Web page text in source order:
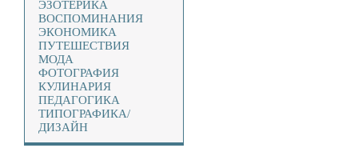
ЭЗОТЕРИКА
ВОСПОМИНАНИЯ
ЭКОНОМИКА
ПУТЕШЕСТВИЯ
МОДА
ФОТОГРАФИЯ
КУЛИНАРИЯ
ПЕДАГОГИКА
ТИПОГРАФИКА/
ДИЗАЙН